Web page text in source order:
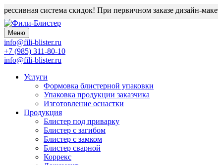
система скидок! При первичном заказе дизайн-макет
Меню
info@fili-blister.ru
+7 (985) 311-80-10
info@fili-blister.ru
Услуги
Формовка блистерной упаковки
Упаковка продукции заказчика
Изготовление оснастки
Продукция
Блистер под приварку
Блистер с загибом
Блистер с замком
Блистер сварной
Коррекс